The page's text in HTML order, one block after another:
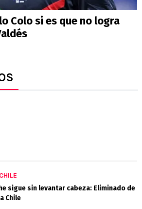
Colo si es que no logra
sigue sin levantar cabeza: Eliminado de
Chile